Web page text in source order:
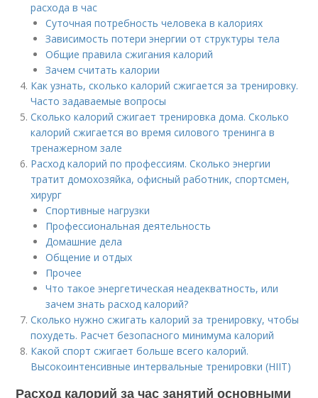
расхода в час
Суточная потребность человека в калориях
Зависимость потери энергии от структуры тела
Общие правила сжигания калорий
Зачем считать калории
Как узнать, сколько калорий сжигается за тренировку.
Часто задаваемые вопросы
Сколько калорий сжигает тренировка дома. Сколько
калорий сжигается во время силового тренинга в
тренажерном зале
Расход калорий по профессиям. Сколько энергии
тратит домохозяйка, офисный работник, спортсмен,
хирург
Спортивные нагрузки
Профессиональная деятельность
Домашние дела
Общение и отдых
Прочее
Что такое энергетическая неадекватность, или
зачем знать расход калорий?
Сколько нужно сжигать калорий за тренировку, чтобы
похудеть. Расчет безопасного минимума калорий
Какой спорт сжигает больше всего калорий.
Высокоинтенсивные интервальные тренировки (HIIT)
Расход калорий за час занятий основными